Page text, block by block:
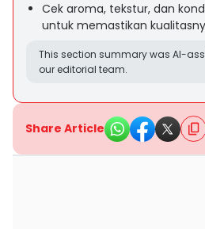
Cek aroma, tekstur, dan
untuk memastikan
This section summary was AI-
our editorial team.
Share Article